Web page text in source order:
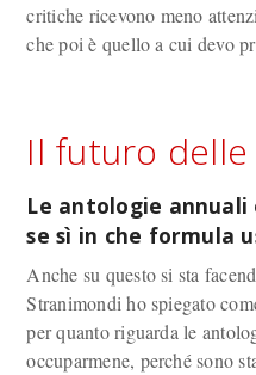
critiche ricevono meno
che poi è quello a cui devo
Il futuro
Le antologie annuali
se sì in che formula
Anche su questo si sta
Stranimondi ho spiegato
per quanto riguarda le
occuparmene, perché sono